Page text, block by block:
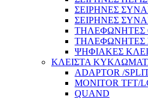
ΣΕΙΡΗΝΕΣ
ΣΕΙΡΗΝΕΣ
ΤΗΛΕΦΩΝΗΤΕΣ
ΤΗΛΕΦΩΝΗΤΕΣ
ΨΗΦΙΑΚΕΣ
ΚΛΕΙΣΤΑ
ADAPTOR /
MONITOR TFT/
QUAND